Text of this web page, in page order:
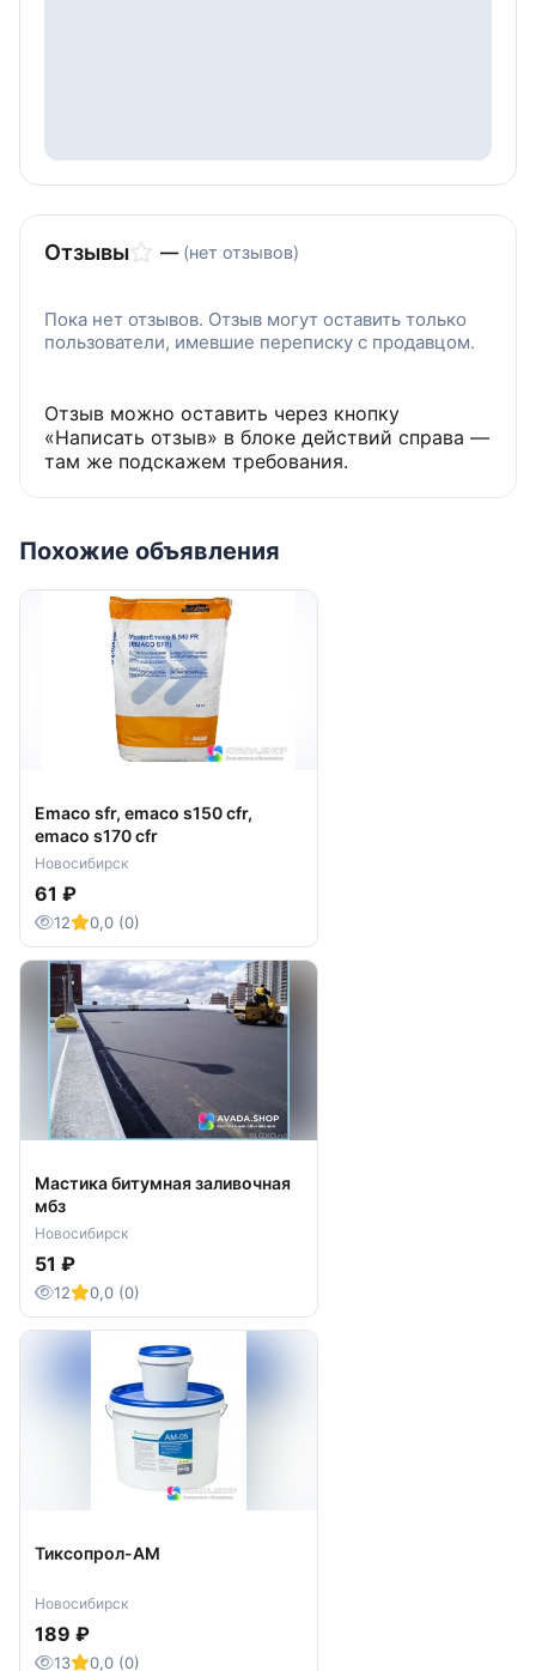
7095 0026, цапфа, цапфа купить, цапфа груза,
болт цапфы
Отзывы — (нет отзывов)
Пока нет отзывов. Отзыв могут оставить только
пользователи, имевшие переписку с продавцом.
Отзыв можно оставить через кнопку
«Написать отзыв» в блоке действий справа —
там же подскажем требования.
Похожие объявления
Emaco sfr, emaco s150 cfr,
emaco s170 cfr
Новосибирск
61 ₽
12 0,0 (0)
Мастика битумная заливочная
мбз
Новосибирск
51 ₽
12 0,0 (0)
Тиксопрол-АМ
Новосибирск
189 ₽
13 0,0 (0)